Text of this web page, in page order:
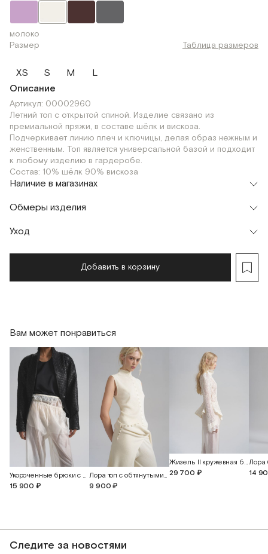
молоко
Размер
Таблица размеров
XS S M
L
Описание
Артикул: 00002960
Летний топ с открытой спиной. Изделие связано из
премиальной пряжи, в составе шёлк и вискоза.
Подчеркивает линию плеч и ключицы, делая образ нежным и
женственным. Топ является универсальной базой и подходит
к любому изделию в гардеробе.
Состав: 10% шёлк 90% вискоза
Наличие в магазинах
Флагман
г. Москва, Малая Бронная 16
MS
г. Москва, Малая Бронная 24/3
MS
Обмеры изделия
Мерки, см
35
Длина изделия 57 58,5 60
Уход
Добавить в корзину
Вам может понравиться
Укороченные брюки с шортами из батиста
15 900 ₽
Лора топ с обтянутыми пуговицами
9 900 ₽
Жизель II кружевная блуза-жакет с объемной вышивкой
29 700 ₽
14
Следите за новостями